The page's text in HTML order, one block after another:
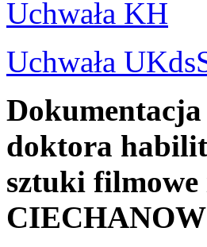
Uchwała KH
Uchwała
doktora
sztuki